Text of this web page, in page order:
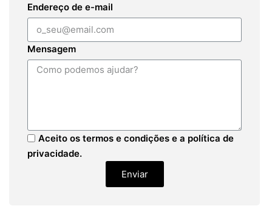
Endereço de e-mail
Mensagem
Aceito os termos e condições e a política de
privacidade.
Enviar